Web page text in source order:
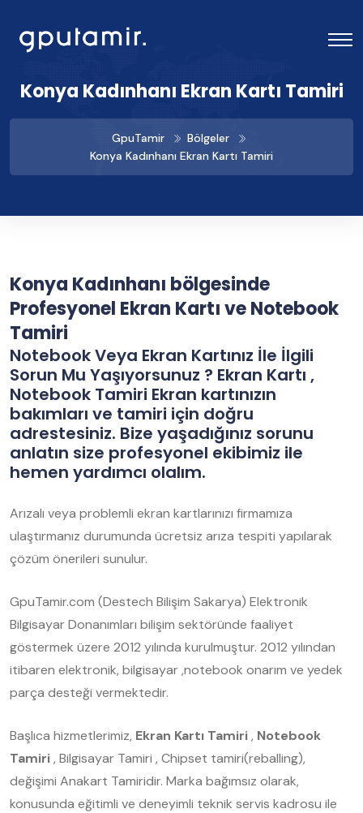
Konya Kadınhanı Ekran Kartı Tamiri
GpuTamir
Bölgeler
Konya Kadınhanı Ekran Kartı Tamiri
Konya Kadınhanı bölgesinde
Profesyonel Ekran Kartı ve Notebook
Tamiri
Notebook Veya Ekran Kartınız İle İlgili
Sorun Mu Yaşıyorsunuz ? Ekran Kartı ,
Notebook Tamiri Ekran kartınızın
bakımları ve tamiri için doğru
adrestesiniz. Bize yaşadığınız sorunu
anlatın size profesyonel ekibimiz ile
hemen yardımcı olalım.
Arızalı veya problemli ekran kartlarınızı firmamıza
ulaştırmanız durumunda ücretsiz arıza tespiti yapılarak
çözüm önerileri sunulur.
GpuTamir.com (Destech Bilişim Sakarya) Elektronik
Bilgisayar Donanımları bilişim sektöründe faaliyet
göstermek üzere 2012 yılında kurulmuştur. 2012 yılından
itibaren elektronik, bilgisayar ,notebook onarım ve yedek
parça desteği vermektedir.
Başlıca hizmetlerimiz, Ekran Kartı Tamiri, Notebook
Tamiri, Bilgisayar Tamiri , Chipset tamiri(reballing),
değişimi Anakart Tamiridir. Marka bağımsız olarak,
konusunda eğitimli ve deneyimli teknik servis kadrosu ile